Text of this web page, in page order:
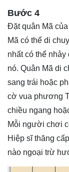
Bước 4
Đặt quân Mã
Mã có thể di
nhất có thể
nó. Quân Mã di
sang trái hoặc
cờ vua phương
chiều ngang
Mỗi người chơi
Hiệp sĩ thăng
nào ngoại trừ